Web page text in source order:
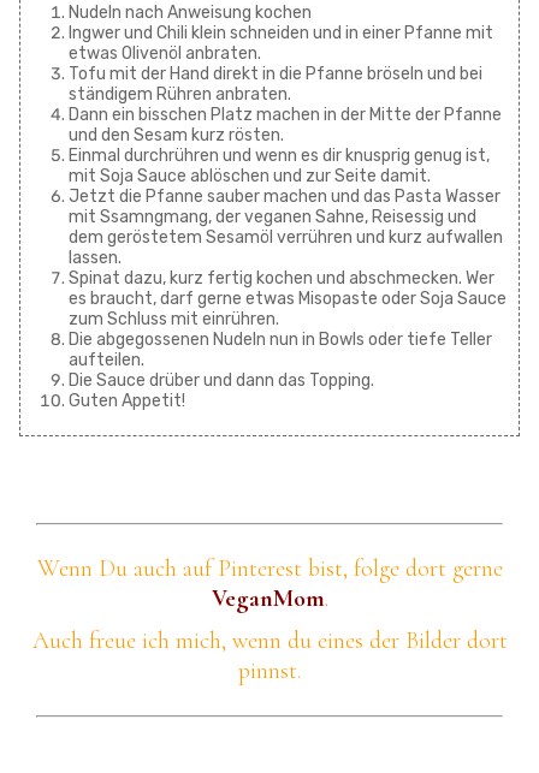
Nudeln nach Anweisung kochen
Ingwer und Chili klein schneiden und in einer Pfanne mit
etwas Olivenöl anbraten.
Tofu mit der Hand direkt in die Pfanne bröseln und bei
ständigem Rühren anbraten.
Dann ein bisschen Platz machen in der Mitte der Pfanne
und den Sesam kurz rösten.
Einmal durchrühren und wenn es dir knusprig genug ist,
mit Soja Sauce ablöschen und zur Seite damit.
Jetzt die Pfanne sauber machen und das Pasta Wasser
mit Ssamngmang, der veganen Sahne, Reisessig und
dem geröstetem Sesamöl verrühren und kurz aufwallen
lassen.
Spinat dazu, kurz fertig kochen und abschmecken. Wer
es braucht, darf gerne etwas Misopaste oder Soja Sauce
zum Schluss mit einrühren.
Die abgegossenen Nudeln nun in Bowls oder tiefe Teller
aufteilen.
Die Sauce drüber und dann das Topping.
Guten Appetit!
Wenn Du auch auf Pinterest bist, folge dort gerne
VeganMom.
Auch freue ich mich, wenn du eines der Bilder dort
pinnst.